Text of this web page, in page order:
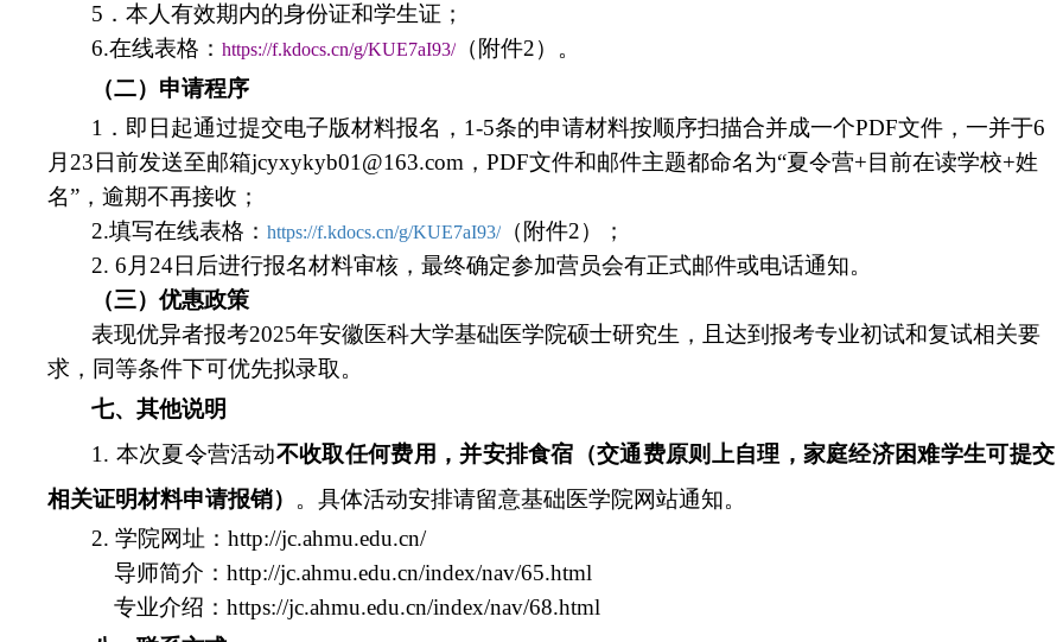
5 ．本人有效期内的身份证和学生证；
6.在线表格：https://f.kdocs.cn/g/KUE7aI93/
（附件2）。
（二）申请程序
1 ．即日起通过提交电子版材料报名，1-5条的申请材料按顺序扫描合并成一个PDF文件，一并于6
月23 日前发送至邮箱jcyxykyb01@163.com ，PDF文件和邮件主题都命名为“夏令营+ 目前在读学校+姓
名”，逾期不再接收；
2.填写在线表格：https://f.kdocs.cn/g/KUE7aI93/
（附件2）；
2. 6 月24日后进行报名材料审核，最终确定参加营员会有正式邮件或电话通知。
（三）优惠政策
表现优异者报考2025年安徽医科大学基础医学院硕士研究生，且达到报考专业初试和复试相关要
求，同等条件下可优先拟录取。
七、其他说明
1. 本次夏令营活动不收取任何费用，并安排食宿（交通费原则上自理，家庭经济困难学生可提交
相关证明材料申请报销） 。具体活动安排请留意基础医学院网站通知。
2.学院网址：http://jc.ahmu.edu.cn/
导师简介：http://jc.ahmu.edu.cn/index/nav/65.html
专业介绍：https://jc.ahmu.edu.cn/index/nav/68.html